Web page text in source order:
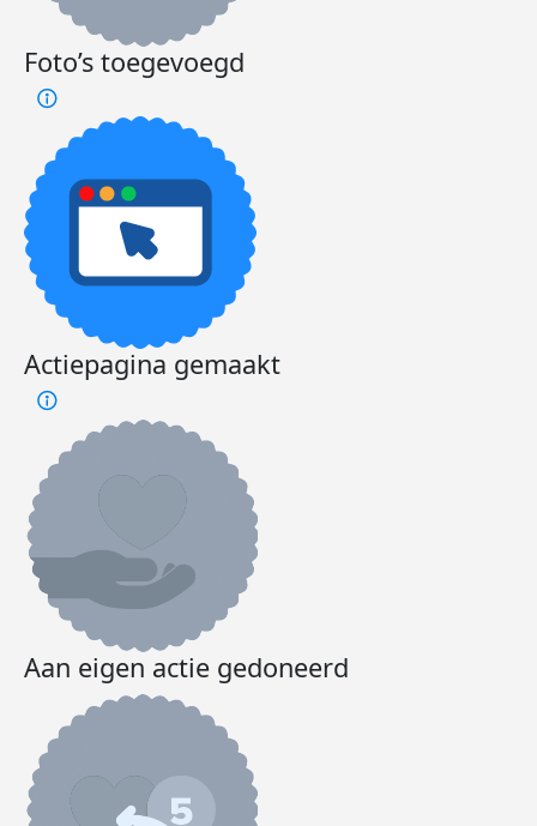
Foto’s toegevoegd
Actiepagina gemaakt
Aan eigen actie gedoneerd